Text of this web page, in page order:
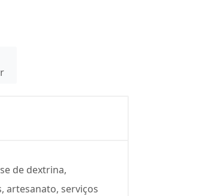
de dextrina,
artesanato, serviços